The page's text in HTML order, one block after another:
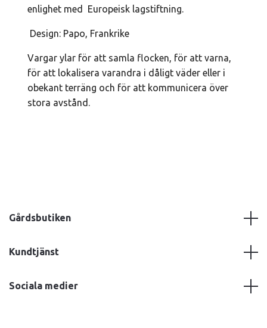
enlighet med Europeisk lagstiftning.
Design: Papo, Frankrike
Vargar ylar för att samla flocken, för att varna,
för att lokalisera varandra i dåligt väder eller i
obekant terräng och för att kommunicera över
stora avstånd.
Gårdsbutiken
Kundtjänst
Sociala medier